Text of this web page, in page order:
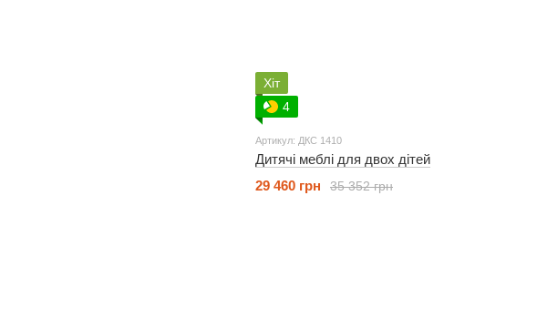
Хіт
4
Артикул: ДКС 1410
Дитячі меблі для двох дітей
35 352 грн
29 460 грн